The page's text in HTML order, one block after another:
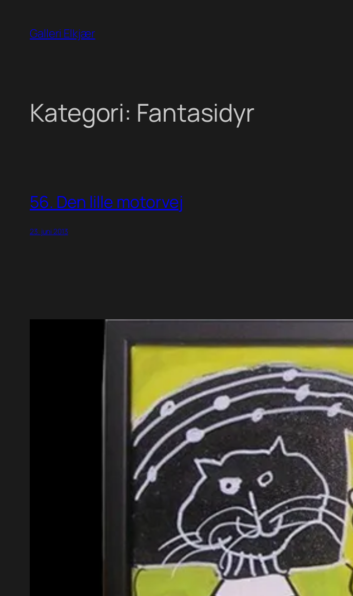
indhold
Galleri Elkjær
Kategori: Fantasidyr
56. Den lille motorvej
23. juni 2013